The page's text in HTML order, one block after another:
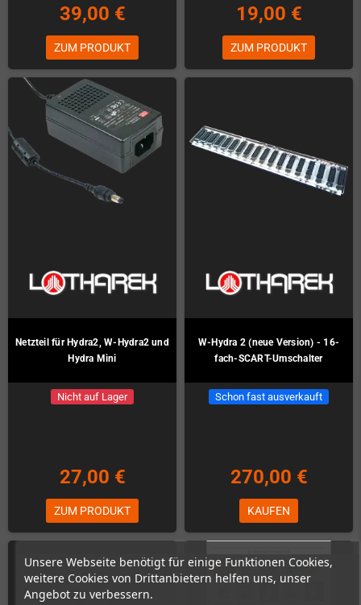
Unsere Webseite benötigt für einige Funktionen Cookies,
weitere Cookies von Drittanbietern helfen uns, unser
Angebot zu verbessern.
39,00 €
ZUM PRODUKT
19,00 €
ZUM PRODUKT
Netzteil für Hydra2, W-Hydra2 und
Hydra Mini
Nicht auf Lager
27,00 €
ZUM PRODUKT
W-Hydra 2 (neue Version) - 16-
fach-SCART-Umschalter
Schon fast ausverkauft
270,00 €
KAUFEN